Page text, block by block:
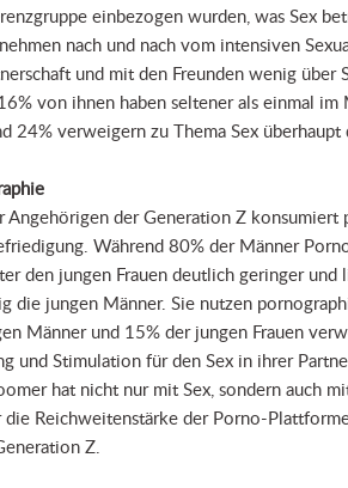
einbezogen wurden, was Sex
nach und nach vom intensiven
und mit den Freunden wenig über
von ihnen haben seltener als einmal im
24% verweigern zu Thema Sex überhaupt
Angehörigen der Generation Z
Während 80% der Männer
den jungen Frauen deutlich geringer
die jungen Männer. Sie nutzen
Männer und 15% der jungen Frauen
und Stimulation für den Sex in ihrer
hat nicht nur mit Sex, sondern auch
die Reichweitenstärke der Porno-
Z.